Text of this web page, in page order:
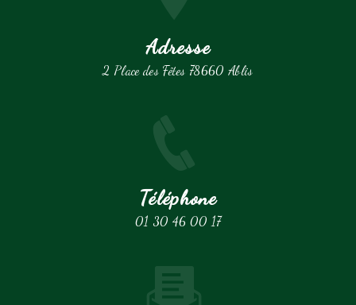
Adresse
2 Place des Fêtes 78660 Ablis
Téléphone
01 30 46 00 17